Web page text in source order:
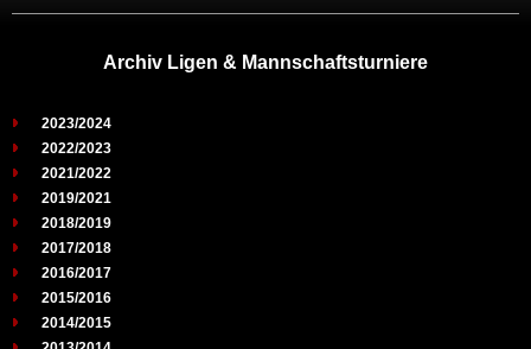
Archiv Ligen & Mannschaftsturniere
2023/2024
2022/2023
2021/2022
2019/2021
2018/2019
2017/2018
2016/2017
2015/2016
2014/2015